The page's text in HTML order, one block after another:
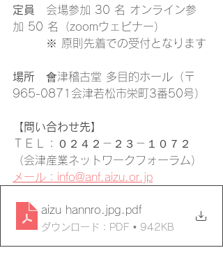
定員
会場参加 30 名 オンライン参
加 50 名（zoomウェビナー）
※ 原則先着での受付となります
場所 會津稽古堂 多目的ホール（〒
965-0871会津若松市栄町3番50号）
【問い合わせ先】
ＴＥＬ：０２４２－２３－１０７２
（会津産業ネットワークフォーラム）
メール：info@anf.aizu.or.jp
aizu hannro.jpg .pdf
ダウンロード：PDF • 942KB